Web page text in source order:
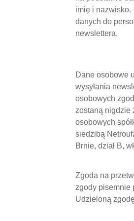
imię i nazwisko.
danych do
newslettera.
Dane osobowe
wysyłania
osobowych
zostaną nigdzie
osobowych
siedzibą
Brnie, dział B,
Zgoda na
zgody pisemnie
Udzieloną